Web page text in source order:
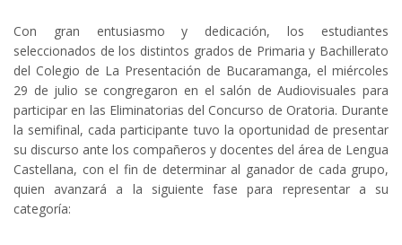
Con gran entusiasmo y dedicación, los estudiantes
seleccionados de los distintos grados de Primaria y Bachillerato
del Colegio de La Presentación de Bucaramanga, el miércoles
29 de julio se congregaron en el salón de Audiovisuales para
participar en las Eliminatorias del Concurso de Oratoria. Durante
la semifinal, cada participante tuvo la oportunidad de presentar
su discurso ante los compañeros y docentes del área de Lengua
Castellana, con el fin de determinar al ganador de cada grupo,
quien avanzará a la siguiente fase para representar a su
categoría: